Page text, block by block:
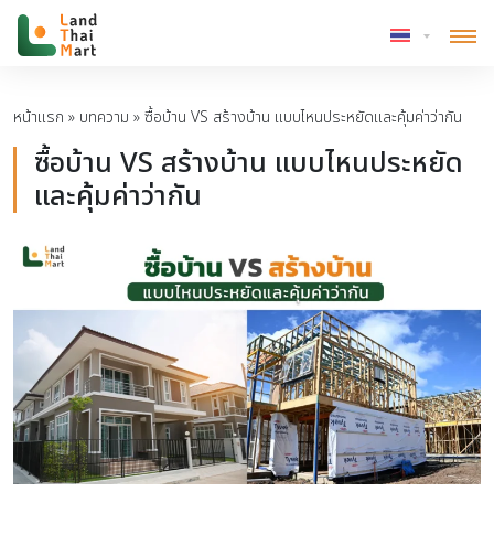
หน้าแรก » บทความ »ซื้อบ้าน VS สร้างบ้าน แบบไหนประหยัดและคุ้มค่าว่ากัน
ซื้อบ้าน VS สร้างบ้าน แบบไหนประหยัด
และคุ้มค่าว่ากัน